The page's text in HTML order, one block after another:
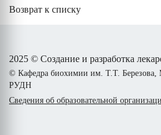
Возврат к списку
2025 © Создание и разработка
© Кафедра биохимии им. Т.Т. Березова,
РУДН
Сведения об образовательной